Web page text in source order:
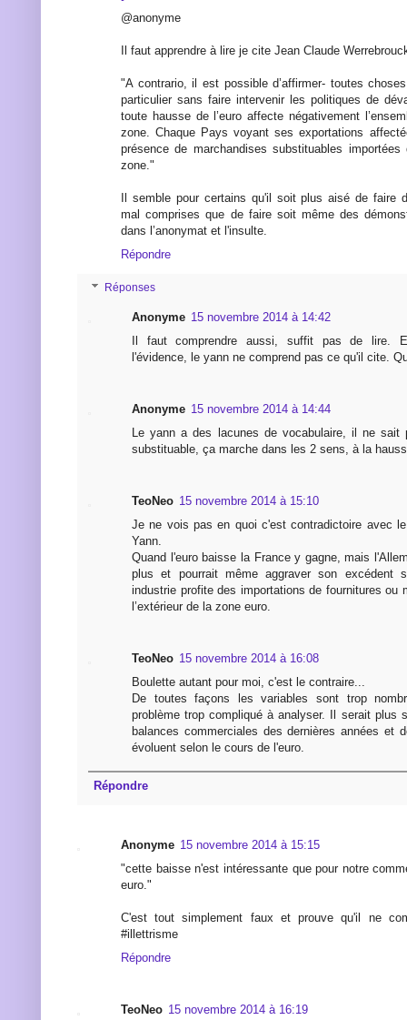
@anonyme
Il faut apprendre à lire je cite Jean Claude
"A contrario, il est possible d’affirmer- toutes
particulier sans faire intervenir les politiques de
toute hausse de l’euro affecte négativement
zone. Chaque Pays voyant ses exportations
présence de marchandises substituables importées
zone."
Il semble pour certains qu'il soit plus aisé de faire
mal comprises que de faire soit même des
dans l’anonymat et l'insulte.
Répondre
Réponses
Anonyme 15 novembre 2014 à 14:42
Il faut comprendre aussi, suffit pas de lire.
l'évidence, le yann ne comprend pas ce qu'il cite.
Anonyme 15 novembre 2014 à 14:44
Le yann a des lacunes de vocabulaire, il ne sait
substituable, ça marche dans les 2 sens, à la
TeoNeo 15 novembre 2014 à 15:10
Je ne vois pas en quoi c'est contradictoire avec
Yann.
Quand l'euro baisse la France y gagne, mais
plus et pourrait même aggraver son excédent
industrie profite des importations de fournitures ou
l’extérieur de la zone euro.
TeoNeo 15 novembre 2014 à 16:08
Boulette autant pour moi, c'est le contraire...
De toutes façons les variables sont trop
problème trop compliqué à analyser. Il serait plus
balances commerciales des dernières années et
évoluent selon le cours de l'euro.
Répondre
Anonyme 15 novembre 2014 à 15:15
"cette baisse n'est intéressante que pour notre
euro."
C'est tout simplement faux et prouve qu'il ne
#illettrisme
Répondre
TeoNeo 15 novembre 2014 à 16:19